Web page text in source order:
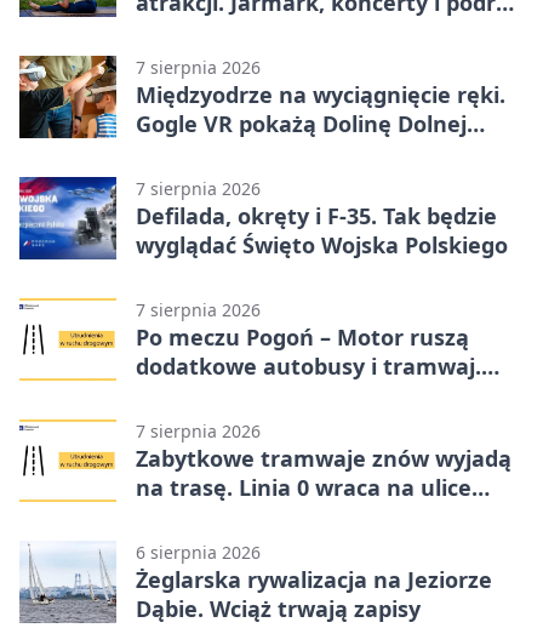
7 sierpnia 2026
Międzyodrze na wyciągnięcie ręki.
Gogle VR pokażą Dolinę Dolnej
7 sierpnia 2026
Defilada, okręty i F-35. Tak będzie
wyglądać Święto Wojska Polskiego
7 sierpnia 2026
Po meczu Pogoń – Motor ruszą
dodatkowe autobusy i tramwaj.
7 sierpnia 2026
Zabytkowe tramwaje znów wyjadą
na trasę. Linia 0 wraca na ulice
6 sierpnia 2026
Żeglarska rywalizacja na Jeziorze
Dąbie. Wciąż trwają zapisy